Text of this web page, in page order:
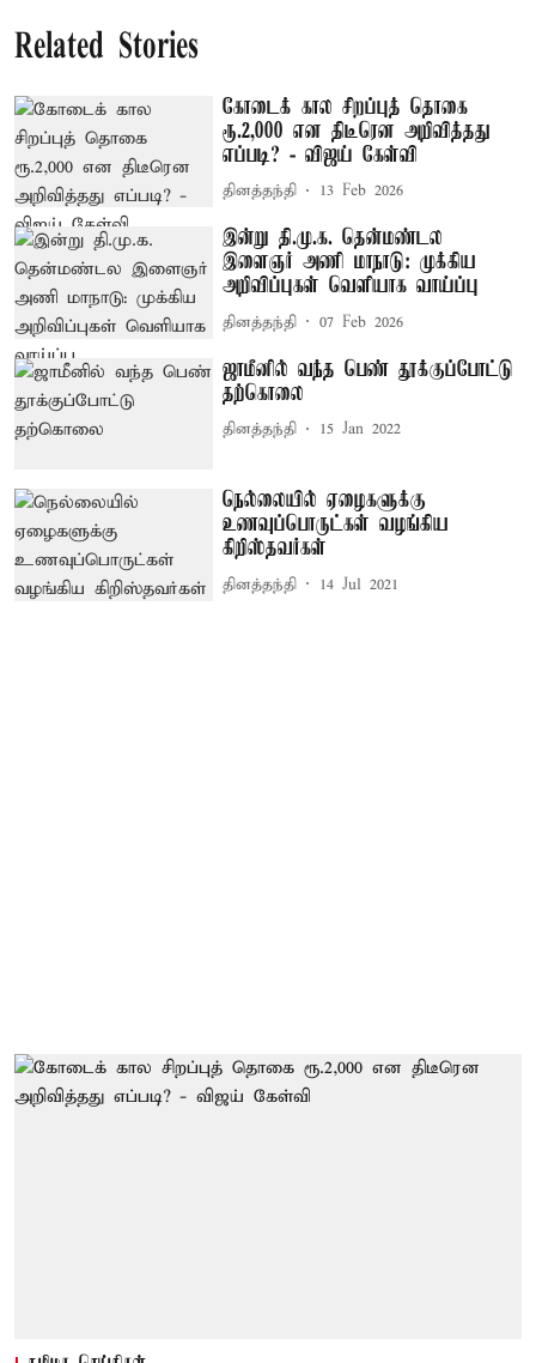
Related Stories
கோடைக் கால சிறப்புத் தொகை
ரூ.2,000 என திடீரென அறிவித்தது
எப்படி? - விஜய் கேள்வி
தினத்தந்தி 13 Feb 2026
இன்று தி.மு.க. தென்மண்டல
இளைஞர் அணி மாநாடு: முக்கிய
அறிவிப்புகள் வெளியாக வாய்ப்பு
தினத்தந்தி 07 Feb 2026
ஜாமீனில் வந்த பெண் தூக்குப்போட்டு
தற்கொலை
தினத்தந்தி 15 Jan 2022
நெல்லையில் ஏழைகளுக்கு
உணவுப்பொருட்கள் வழங்கிய
கிறிஸ்தவர்கள்
தினத்தந்தி 14 Jul 2021